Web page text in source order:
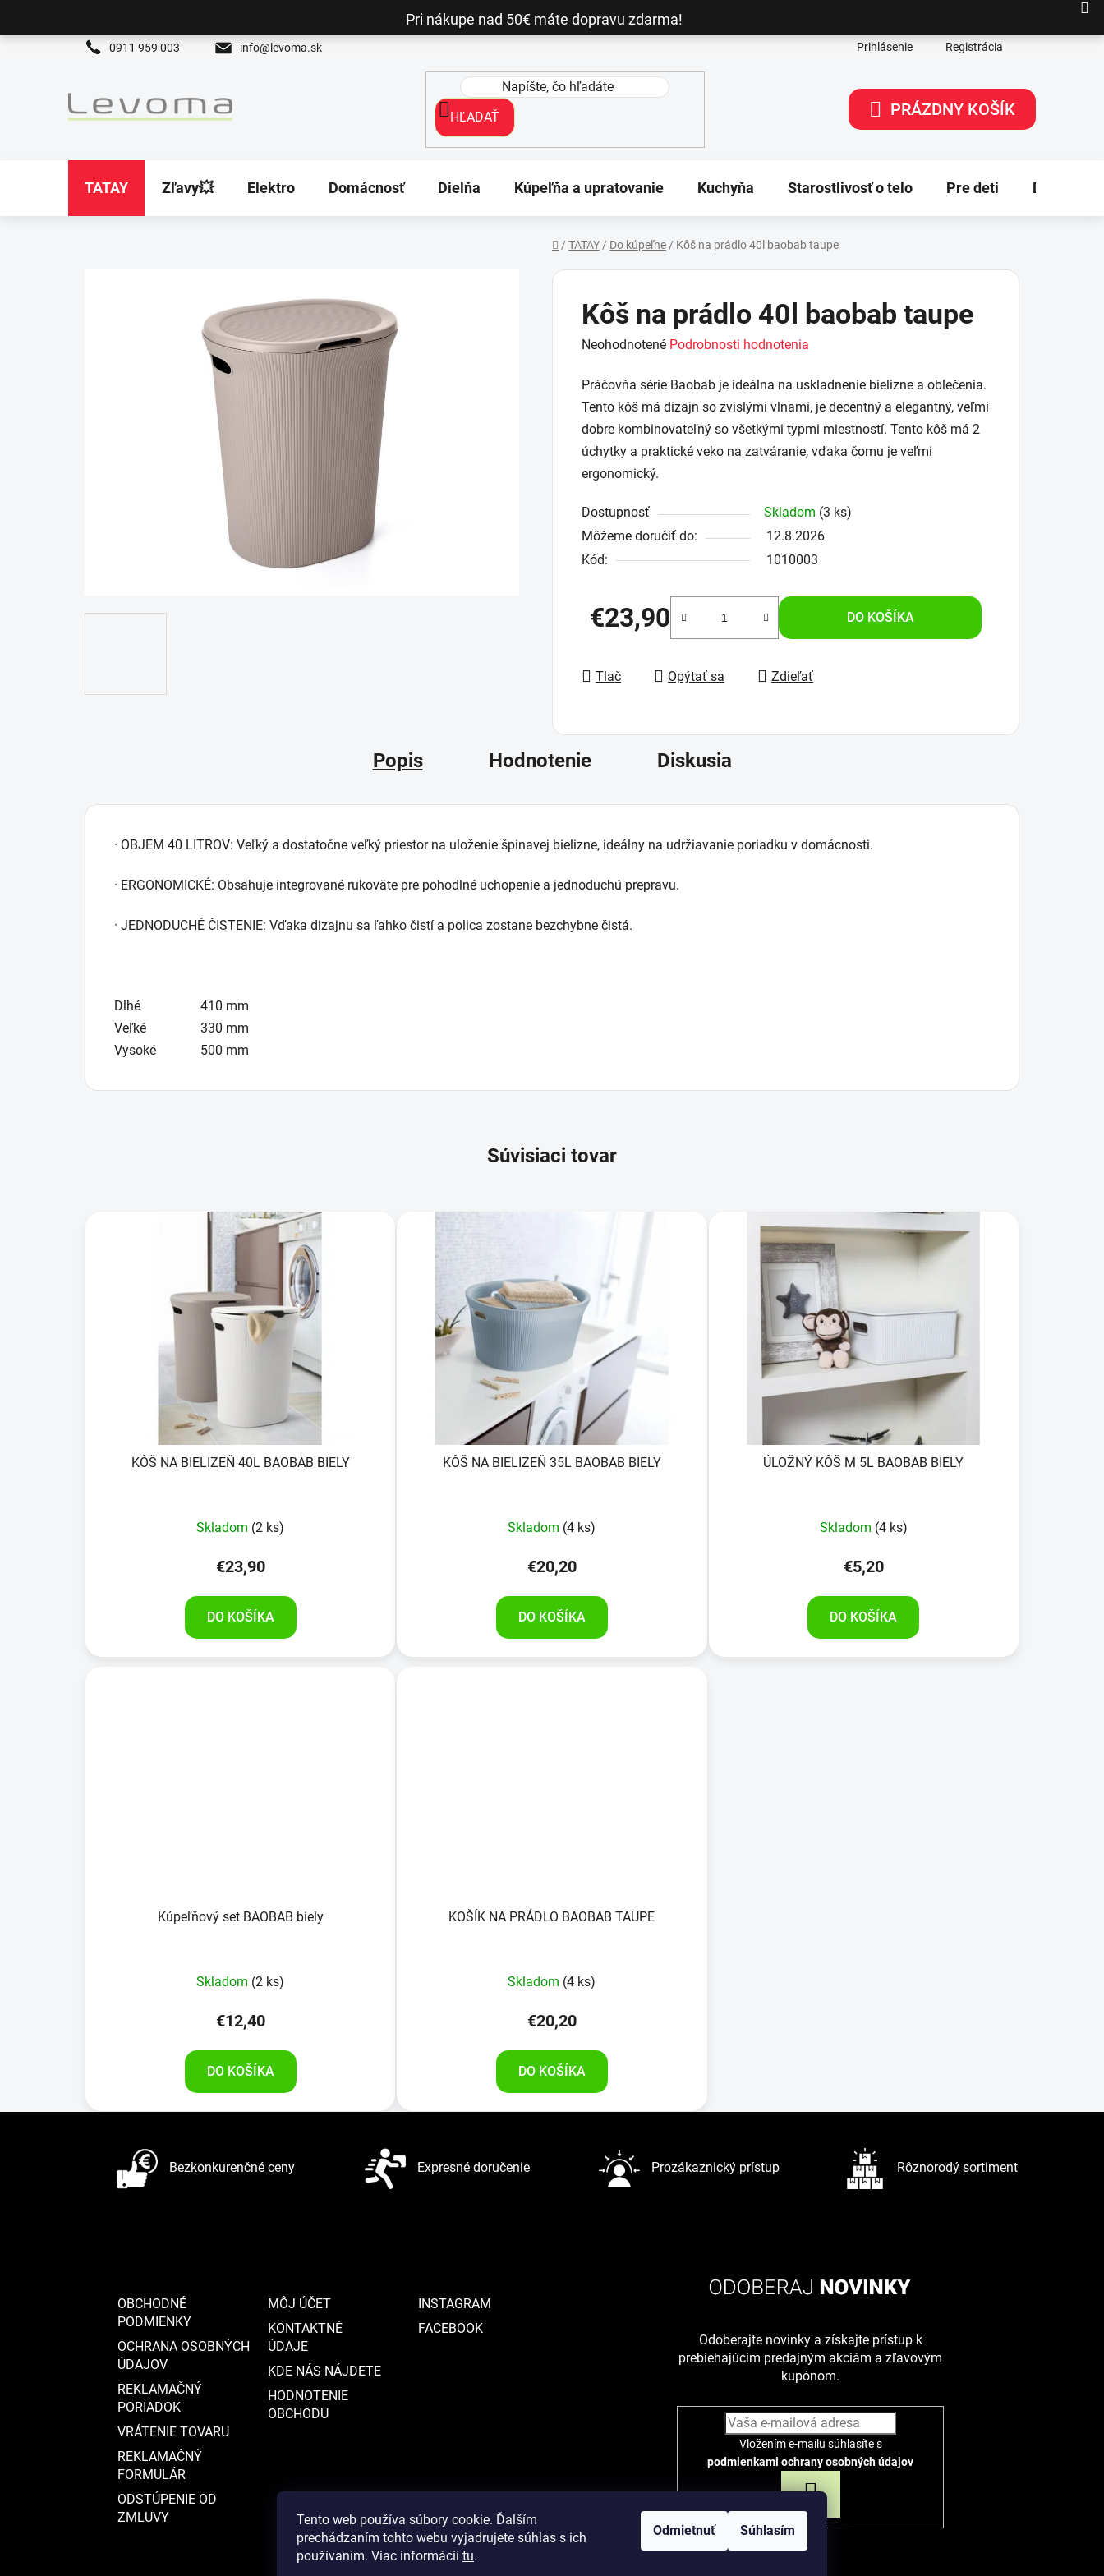
Tento web používa súbory cookie. Ďalším
prechádzaním tohto webu vyjadrujete súhlas s ich
používaním. Viac informácií tu.
Odmietnuť Súhlasím
Pri nákupe nad 50€ máte dopravu zdarma!
0911 959 003 info@levoma.sk Prihlásenie Registrácia
HĽADAŤ
NÁKUPNÝ
PRÁZDNY KOŠÍK
TATAY Zľavy💥 Elektro Domácnosť Dielňa Kúpeľňa a upratovanie Kuchyňa Starostlivosť o telo Pre deti Dekorácie
/ TATAY / Do kúpeľne / Kôš na prádlo 40l baobab taupe
Kôš na prádlo 40l baobab taupe
Priemerné
produktu
je
0,0
z
5
Neohodnotené Podrobnosti hodnotenia
Práčovňa série Baobab je ideálna na uskladnenie bielizne a oblečenia.
Tento kôš má dizajn so zvislými vlnami, je decentný a elegantný, veľmi
dobre kombinovateľný so všetkými typmi miestností. Tento kôš má 2
úchytky a praktické veko na zatváranie, vďaka čomu je veľmi
ergonomický.
Dostupnosť Skladom (3 ks)
Môžeme doručiť do:
12.8.2026
Kód:
1010003
€23,90
Jednotková cena:
DO KOŠÍKA
Tlač Opýtať sa Zdieľať
Popis Hodnotenie Diskusia
· OBJEM 40 LITROV: Veľký a dostatočne veľký priestor na uloženie špinavej bielizne, ideálny na udržiavanie poriadku v domácnosti.
· ERGONOMICKÉ: Obsahuje integrované rukoväte pre pohodlné uchopenie a jednoduchú prepravu.
· JEDNODUCHÉ ČISTENIE: Vďaka dizajnu sa ľahko čistí a polica zostane bezchybne čistá.
Dlhé
Veľké
Vysoké
410 mm
330 mm
500 mm
Súvisiaci tovar
KÔŠ NA BIELIZEŇ 40L BAOBAB BIELY
Skladom (2 ks)
€23,90
DO KOŠÍKA
KÔŠ NA BIELIZEŇ 35L BAOBAB BIELY
Skladom (4 ks)
€20,20
DO KOŠÍKA
ÚLOŽNÝ KÔŠ M 5L BAOBAB BIELY
Skladom (4 ks)
€5,20
DO KOŠÍKA
Kúpeľňový set BAOBAB biely
Skladom (2 ks)
€12,40
DO KOŠÍKA
KOŠÍK NA PRÁDLO BAOBAB TAUPE
Skladom (4 ks)
€20,20
DO KOŠÍKA
Bezkonkurenčné ceny Expresné doručenie Prozákaznický prístup Rôznorodý sortiment
OBCHODNÉ
PODMIENKY
OCHRANA OSOBNÝCH
ÚDAJOV
REKLAMAČNÝ
PORIADOK
VRÁTENIE TOVARU
REKLAMAČNÝ
FORMULÁR
ODSTÚPENIE OD
ZMLUVY
MÔJ ÚČET
KONTAKTNÉ
ÚDAJE
KDE NÁS NÁJDETE
HODNOTENIE
OBCHODU
INSTAGRAM
FACEBOOK
Odoberajte novinky a získajte prístup k
prebiehajúcim predajným akciám a zľavovým
kupónom.
Vložením e-mailu súhlasíte s
podmienkami ochrany osobných údajov
PRIHLÁSIŤ
SA